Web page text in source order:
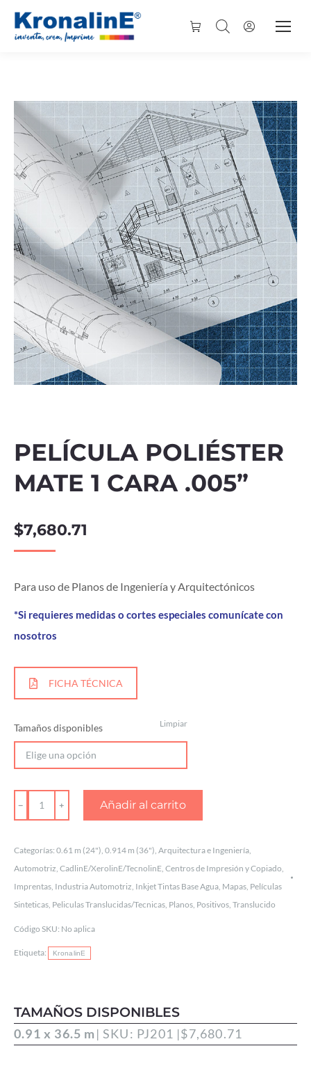
PELÍCULA POLIÉSTER
MATE 1 CARA .005”
$7,680.71
Para uso de Planos de Ingeniería y Arquitectónicos
*Si requieres medidas o cortes especiales comunícate con
nosotros
FICHA TÉCNICA
Tamaños disponibles Limpiar
PELÍCULA
POLIÉSTER
CARA
.005”
cantidad
Añadir al carrito
Categorías: 0.61 m (24"), 0.914 m (36"), Arquitectura e Ingeniería,
Automotriz, CadlinE/XerolinE/TecnolinE, Centros de Impresión y Copiado,
Imprentas, Industria Automotriz, Inkjet Tintas Base Agua, Mapas, Películas
Sinteticas, Peliculas Translucidas/Tecnicas, Planos, Positivos, Translucido
Código SKU: No aplica
Etiqueta: KronalinE
TAMAÑOS DISPONIBLES
0.91 x 36.5 m | SKU: PJ201 |$7,680.71